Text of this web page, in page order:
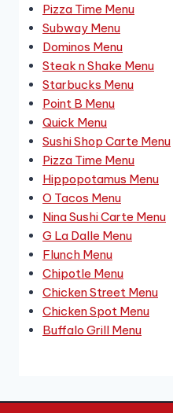
Pizza Time Menu
Subway Menu
Dominos Menu
Steak n Shake Menu
Starbucks Menu
Point B Menu
Quick Menu
Sushi Shop Carte Menu
Pizza Time Menu
Hippopotamus Menu
O Tacos Menu
Nina Sushi Carte Menu
G La Dalle Menu
Flunch Menu
Chipotle Menu
Chicken Street Menu
Chicken Spot Menu
Buffalo Grill Menu